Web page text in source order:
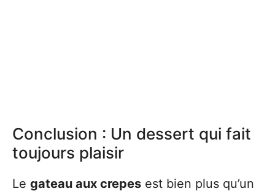
Conclusion : Un dessert qui fait
toujours plaisir
Le gateau aux crepes est bien plus qu’un